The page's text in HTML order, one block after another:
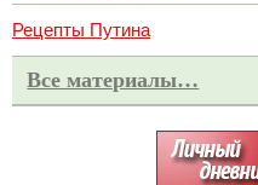
Рецепты Путина
Все материалы…